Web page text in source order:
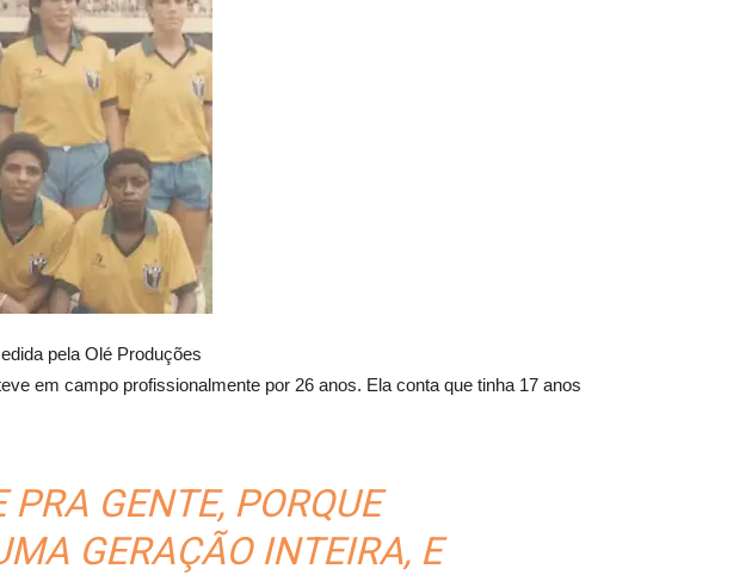
pela Olé Produções
em campo profissionalmente por 26 anos. Ela conta que tinha 17 anos
GENTE, PORQUE
GERAÇÃO INTEIRA, E